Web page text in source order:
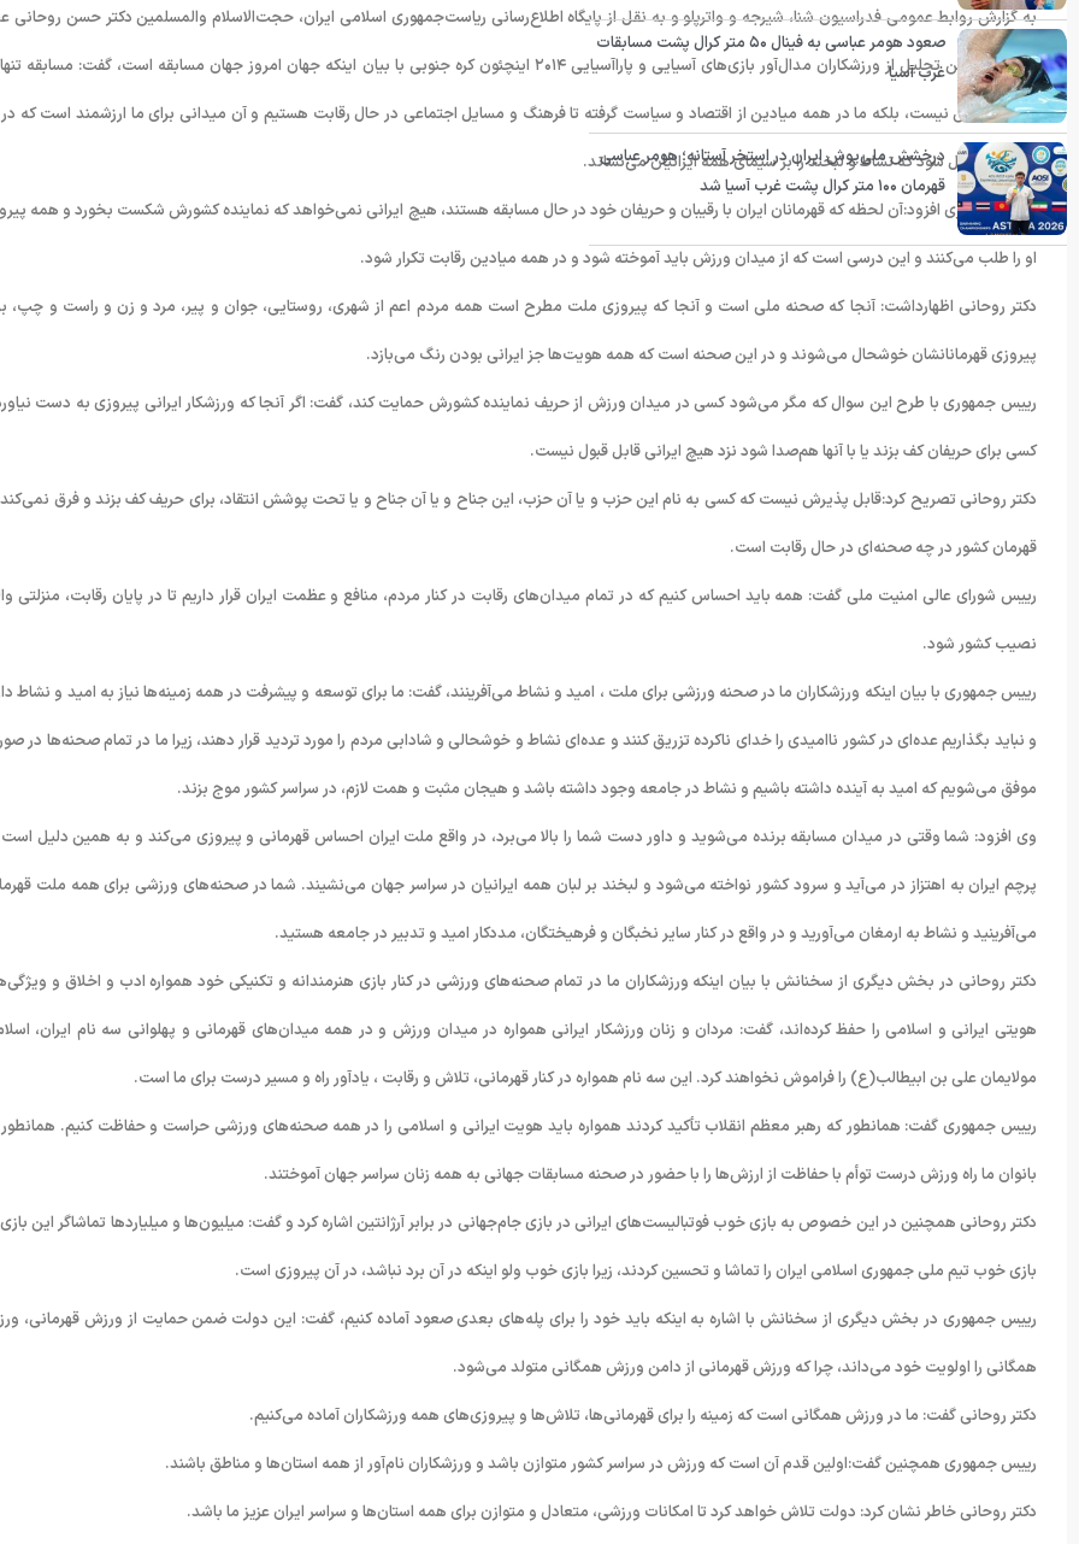
به گزارش روابط عمومی فدراسیون شنا، شیرجه و واترپلو و به نقل از پایگاه اطلاع‌رسانی ریاست‌جمهوری اسلامی ایران، حجت‌الاسلام والمسلمین دکتر حسن روحانی
جمعه در آیین تجلیل از ورزشکاران مدال‌آور بازی‌های آسیایی و پاراآسیایی ۲۰۱۴ اینچئون کره جنوبی با بیان اینکه جهان امروز جهان مسابقه است، گفت: مسابقه
میدان ورزش نیست، بلکه ما در همه میادین از اقتصاد و سیاست گرفته تا فرهنگ و مسایل اجتماعی در حال رقابت هستیم و آن میدانی برای ما ارزشمند است که
پیروزی حاصل شود که نشاط و لبخند را بر سیمای همه ایرانیان می‌نشاند.
رییس جمهوری افزود:آن لحظه که قهرمانان ایران با رقیبان و حریفان خود در حال مسابقه هستند، هیچ ایرانی نمی‌خواهد که نماینده کشورش شکست بخورد و همه
او را طلب می‌کنند و این درسی است که از میدان ورزش باید آموخته شود و در همه میادین رقابت تکرار شود.
دکتر روحانی اظهارداشت: آنجا که صحنه ملی است و آنجا که پیروزی ملت مطرح است همه مردم اعم از شهری، روستایی، جوان و پیر، مرد و زن و راست و چپ،
پیروزی قهرمانانشان خوشحال می‌شوند و در این صحنه است که همه هویت‌ها جز ایرانی بودن رنگ می‌بازد.
رییس جمهوری با طرح این سوال که مگر می‌شود کسی در میدان ورزش از حریف نماینده کشورش حمایت کند، گفت: اگر آنجا که ورزشکار ایرانی پیروزی به دست
کسی برای حریفان کف بزند یا با آنها هم‌صدا شود نزد هیچ ایرانی قابل قبول نیست.
دکتر روحانی تصریح کرد:قابل پذیرش نیست که کسی به نام این حزب و یا آن حزب، این جناح و یا آن جناح و یا تحت پوشش انتقاد، برای حریف کف بزند و فرق
قهرمان کشور در چه صحنه‌ای در حال رقابت است.
رییس شورای عالی امنیت ملی گفت: همه باید احساس کنیم که در تمام میدان‌های رقابت در کنار مردم، منافع و عظمت ایران قرار داریم تا در پایان رقابت، منزلتی
نصیب کشور شود.
رییس جمهوری با بیان اینکه ورزشکاران ما در صحنه ورزشی برای ملت ، امید و نشاط می‌آفرینند، گفت: ما برای توسعه و پیشرفت در همه زمینه‌ها نیاز به امید و نشاط
و نباید بگذاریم عده‌ای در کشور ناامیدی را خدای ناکرده تزریق کنند و عده‌ای نشاط و خوشحالی و شادابی مردم را مورد تردید قرار دهند، زیرا ما در تمام صحنه‌ها در
موفق می‌شویم که امید به آینده داشته باشیم و نشاط در جامعه وجود داشته باشد و هیجان مثبت و همت لازم، در سراسر کشور موج بزند.
وی افزود: شما وقتی در میدان مسابقه برنده می‌شوید و داور دست شما را بالا می‌برد، در واقع ملت ایران احساس قهرمانی و پیروزی می‌کند و به همین دلیل
پرچم ایران به اهتزاز در می‌آید و سرود کشور نواخته می‌شود و لبخند بر لبان همه ایرانیان در سراسر جهان می‌نشیند. شما در صحنه‌های ورزشی برای همه ملت
می‌آفرینید و نشاط به ارمغان می‌آورید و در واقع در کنار سایر نخبگان و فرهیختگان، مددکار امید و تدبیر در جامعه هستید.
دکتر روحانی در بخش دیگری از سخنانش با بیان اینکه ورزشکاران ما در تمام صحنه‌های ورزشی در کنار بازی هنرمندانه و تکنیکی خود همواره ادب و اخلاق و
هویتی ایرانی و اسلامی را حفظ کرده‌اند، گفت: مردان و زنان ورزشکار ایرانی همواره در میدان ورزش و در همه میدان‌های قهرمانی و پهلوانی سه نام ایران،
مولایمان علی بن ابیطالب(ع) را فراموش نخواهند کرد. این سه نام همواره در کنار قهرمانی، تلاش و رقابت ، یادآور راه و مسیر درست برای ما است.
رییس جمهوری گفت: همانطور که رهبر معظم انقلاب تأکید کردند همواره باید هویت ایرانی و اسلامی را در همه صحنه‌های ورزشی حراست و حفاظت کنیم.
بانوان ما راه ورزش درست توأم با حفاظت از ارزش‌ها را با حضور در صحنه مسابقات جهانی به همه زنان سراسر جهان آموختند.
دکتر روحانی همچنین در این خصوص به بازی خوب فوتبالیست‌های ایرانی در بازی‌ جام‌جهانی در برابر آرژانتین اشاره کرد و گفت: میلیون‌ها و میلیاردها تماشاگر این
بازی خوب تیم ملی جمهوری اسلامی ایران را تماشا و تحسین کردند، زیرا بازی خوب ولو اینکه در آن برد نباشد، در آن پیروزی است.
رییس جمهوری در بخش دیگری از سخنانش با اشاره به اینکه باید خود را برای پله‌های بعدی صعود آماده کنیم، گفت: این دولت ضمن حمایت از ورزش قهرمانی،
همگانی را اولویت خود می‌داند، چرا که ورزش قهرمانی از دامن ورزش همگانی متولد می‌شود.
دکتر روحانی گفت: ما در ورزش همگانی است که زمینه را برای قهرمانی‌ها، تلاش‌ها و پیروز‌ی‌های همه ورزشکاران آماده می‌کنیم.
رییس جمهوری همچنین گفت:اولین قدم آن است که ورزش در سراسر کشور متوازن باشد و ورزشکاران نام‌آور از همه استان‌ها و مناطق باشند.
دکتر روحانی خاطر نشان کرد: دولت تلاش خواهد کرد تا امکانات ورزشی، متعادل و متوازن برای همه استان‌ها و سراسر ایران عزیز ما باشد.
صعود هومر عباسی به فینال ۵۰ متر کرال پشت مسابقات
غرب آسیا
درخشش ملی‌پوش ایران در استخر آستانه؛ هومر عباسی
قهرمان ۱۰۰ متر کرال پشت غرب آسیا شد